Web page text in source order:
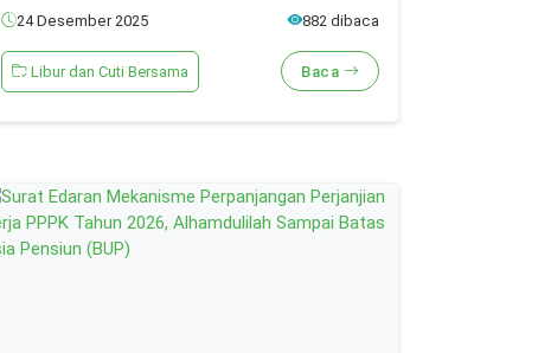
Secara Fleksibel
24 Desember 2025 882 dibaca
Libur dan Cuti Bersama Baca